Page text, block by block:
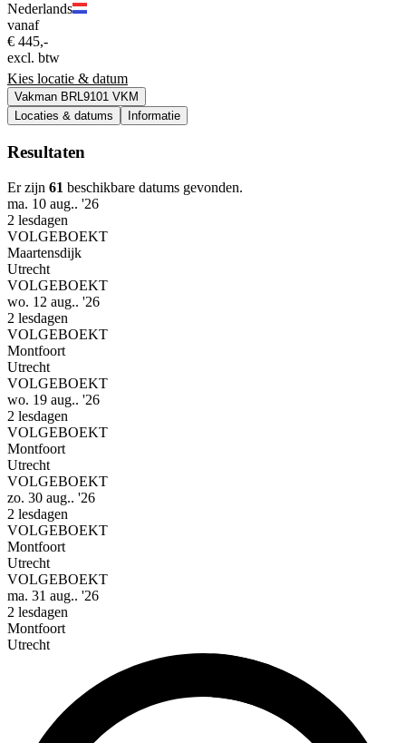
Nederlands
vanaf
€ 445,-
excl. btw
Kies locatie & datum
Vakman BRL9101 VKM
Locaties & datums
Informatie
Resultaten
Er zijn 61 beschikbare datums gevonden.
ma. 10 aug.. '26
2 lesdagen
VOLGEBOEKT
Maartensdijk
Utrecht
VOLGEBOEKT
wo. 12 aug.. '26
2 lesdagen
VOLGEBOEKT
Montfoort
Utrecht
VOLGEBOEKT
wo. 19 aug.. '26
2 lesdagen
VOLGEBOEKT
Montfoort
Utrecht
VOLGEBOEKT
zo. 30 aug.. '26
2 lesdagen
VOLGEBOEKT
Montfoort
Utrecht
VOLGEBOEKT
ma. 31 aug.. '26
2 lesdagen
Montfoort
Utrecht